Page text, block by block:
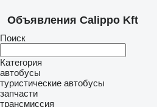
Объявления Calippo Kft
Поиск
Категория
автобусы
туристические автобусы
запчасти
трансмиссия